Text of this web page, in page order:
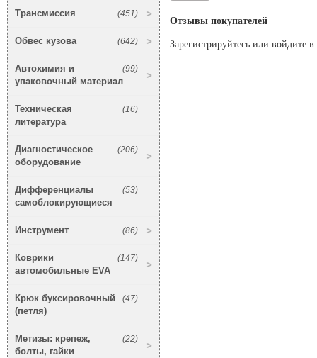
(451)
Трансмиссия
(642)
Обвес кузова
(99)
Автохимия и
упаковочный материал
(16)
Техническая
литература
(206)
Диагностическое
оборудование
(53)
Дифференциалы
самоблокирующиеся
(86)
Инструмент
(147)
Коврики
автомобильные EVA
(47)
Крюк буксировочный
(петля)
(22)
Метизы: крепеж,
болты, гайки
Отзывы покупателей
Зарегистрируйтесь или войдите